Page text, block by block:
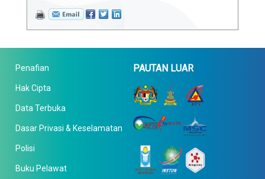
Penafian
Hak Cipta
Data Terbuka
Dasar Privasi & Keselamatan
Polisi
Buku Pelawat
PAUTAN LUAR